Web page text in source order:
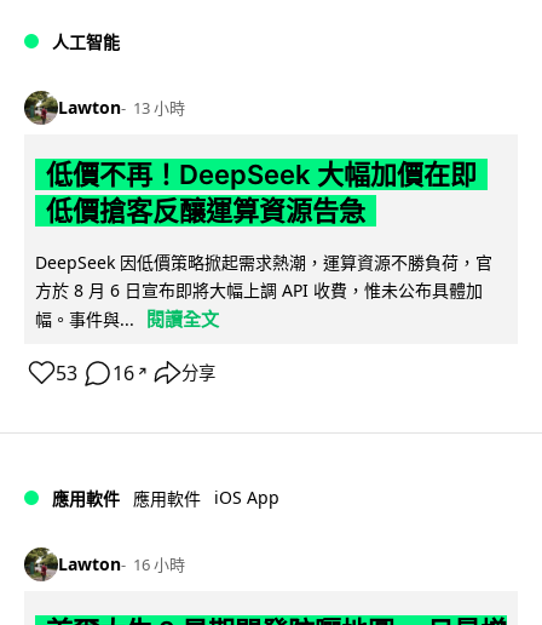
人工智能
Lawton 13 小時
低價不再！DeepSeek 大幅加價在即
低價搶客反釀運算資源告急
DeepSeek 因低價策略掀起需求熱潮，運算資源不勝負荷，官
方於 8 月 6 日宣布即將大幅上調 API 收費，惟未公布具體加
幅。事件與...
閱讀全文
53 16 ↗ 分享
應用軟件 應用軟件 iOS App
Lawton 16 小時